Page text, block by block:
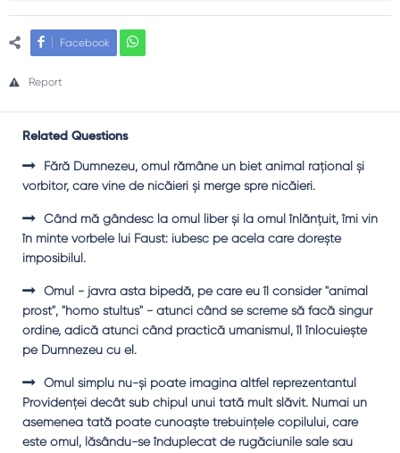
Facebook
Report
Related Questions
Fără Dumnezeu, omul rămâne un biet animal raţional şi
vorbitor, care vine de nicăieri şi merge spre nicăieri.
Când mă gândesc la omul liber şi la omul înlănţuit, îmi vin
în minte vorbele lui Faust: iubesc pe acela care doreşte
imposibilul.
Omul - javra asta bipedă, pe care eu îl consider "animal
prost", "homo stultus" - atunci când se screme să facă singur
ordine, adică atunci când practică umanismul, îl înlocuieşte
pe Dumnezeu cu el.
Omul simplu nu-şi poate imagina altfel reprezentantul
Providenţei decât sub chipul unui tată mult slăvit. Numai un
asemenea tată poate cunoaşte trebuinţele copilului, care
este omul, lăsându-se înduplecat de rugăciunile sale sau